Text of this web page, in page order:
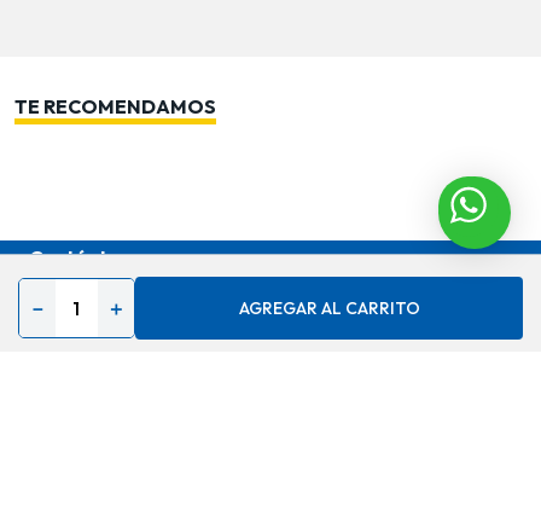
＋
－ AGREGAR AL CARRITO
TE RECOMENDAMOS
Contáctenos